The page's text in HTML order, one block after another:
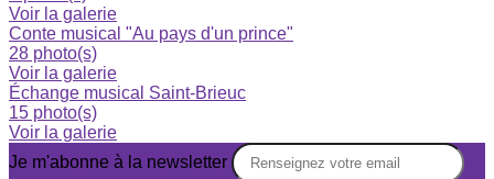
Voir la galerie
Conte musical "Au pays d'un prince"
28 photo(s)
Voir la galerie
Échange musical Saint-Brieuc
15 photo(s)
Voir la galerie
Je m'abonne à la newsletter